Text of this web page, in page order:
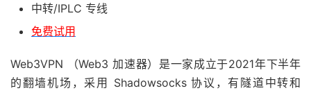
中转/IPLC 专线
免费试用
Web3VPN （Web3 加速器）是一家成立于2021年下半年
的翻墙机场，采用 Shadowsocks 协议，有隧道中转和